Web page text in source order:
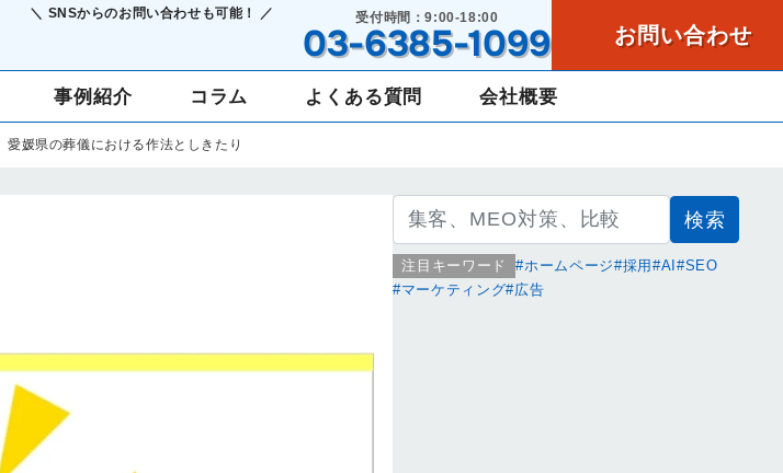
＼ SNSからのお問い合わせも可能！ ／ 受付時間：9:00-18:00
03-6385-1099 お問い合わせ
事例紹介 コラム よくある質問 会社概要
愛媛県の葬儀における作法としきたり
検
索:
注目キーワード ホームページ 採用 AI
SEO
マーケティング 広告